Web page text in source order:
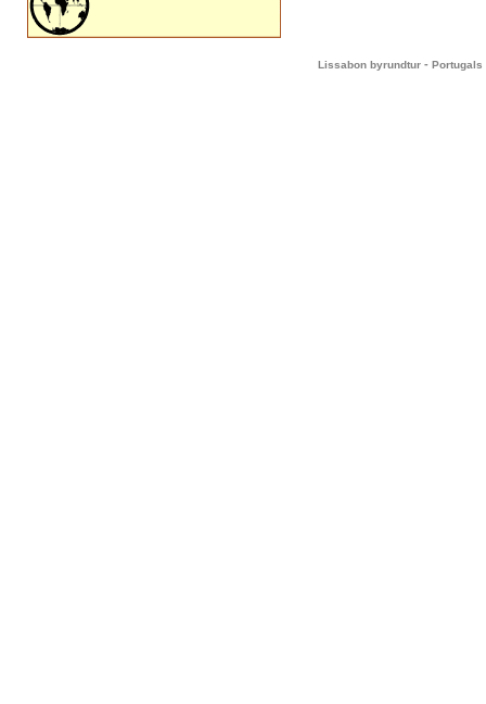
Lissabon byrundtur - Portugals